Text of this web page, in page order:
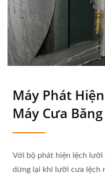
Máy Phát
Máy Cưa Băng
Với bộ phát hiện lệch lưỡi
dừng lại khi lưỡi cưa lệch